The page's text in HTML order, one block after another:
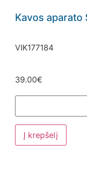
Kavos aparato
VIK177184
39.00€
Į krepšelį